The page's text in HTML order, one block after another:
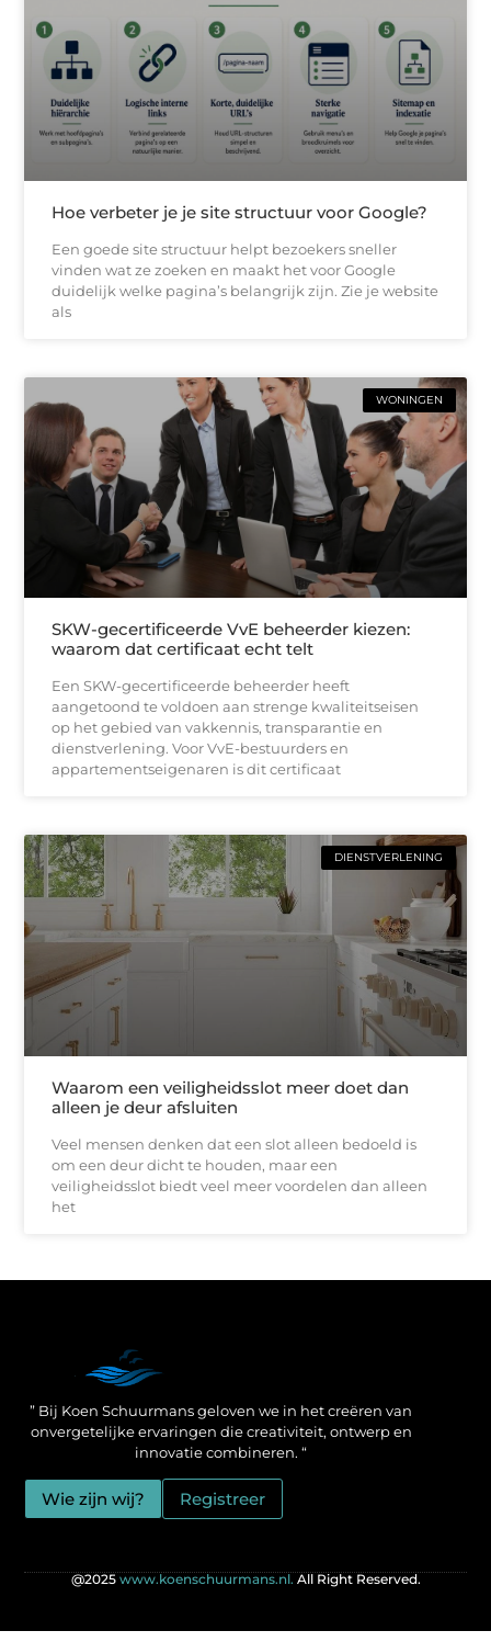
Hoe verbeter je je site structuur voor Google?
Een goede site structuur helpt bezoekers sneller
vinden wat ze zoeken en maakt het voor Google
duidelijk welke pagina’s belangrijk zijn. Zie je website
als
WONINGEN
SKW-gecertificeerde VvE beheerder kiezen:
waarom dat certificaat echt telt
Een SKW-gecertificeerde beheerder heeft
aangetoond te voldoen aan strenge kwaliteitseisen
op het gebied van vakkennis, transparantie en
dienstverlening. Voor VvE-bestuurders en
appartementseigenaren is dit certificaat
DIENSTVERLENING
Waarom een veiligheidsslot meer doet dan
alleen je deur afsluiten
Veel mensen denken dat een slot alleen bedoeld is
om een deur dicht te houden, maar een
veiligheidsslot biedt veel meer voordelen dan alleen
het
” Bij Koen Schuurmans geloven we in het creëren van
onvergetelijke ervaringen die creativiteit, ontwerp en
innovatie combineren. “
Wie zijn wij? Registreer
@2025 www.koenschuurmans.nl. All Right Reserved.